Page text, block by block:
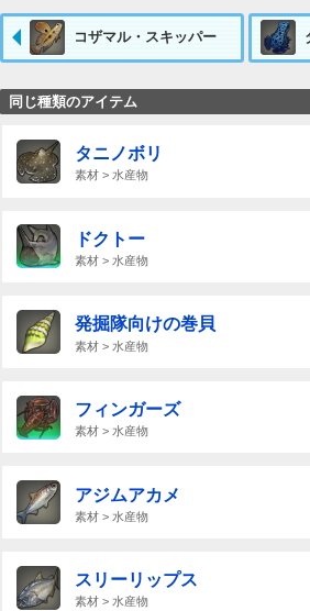
コザマル・スキッパー
同じ種類のアイテム
タニノボリ
素材 > 水産物
ドクトー
素材 > 水産物
発掘隊向けの巻貝
素材 > 水産物
フィンガーズ
素材 > 水産物
アジムアカメ
素材 > 水産物
スリーリップス
素材 > 水産物